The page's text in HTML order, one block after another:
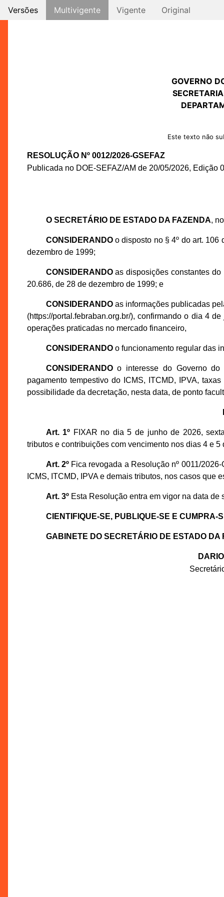
Versões Multivigente Vigente Original
GOVERNO
Este texto não
RESOLUÇÃO Nº 0012/2026-GSEFAZ
Publicada no DOE-SEFAZ/AM de 20/05/2026, Edição
O SECRETÁRIO DE ESTADO DA FAZENDA,
CONSIDERANDOo disposto no § 4º do art. 106
dezembro de 1999;
CONSIDERANDOas disposições constantes do
20.686, de 28 de dezembro de 1999; e
CONSIDERANDOas informações publicadas
(https://portal.febraban.org.br/), confirmando o dia 4
operações praticadas no mercado financeiro,
CONSIDERANDOo funcionamento regular das
CONSIDERANDOo interesse do Governo do
pagamento tempestivo do ICMS, ITCMD, IPVA,
possibilidade da decretação, nesta data, de ponto
Art. 1º FIXAR no dia 5 de junho de 2026,
tributos e contribuições com vencimento nos dias 4 e 5
Art. 2ºFica revogada a Resolução nº 0011/
ICMS, ITCMD, IPVA e demais tributos, nos casos que
Art. 3ºEsta Resolução entra em vigor na data de
CIENTIFIQUE-SE, PUBLIQUE-SE E CUMPRA-
GABINETE DO SECRETÁRIO DE ESTADO DA